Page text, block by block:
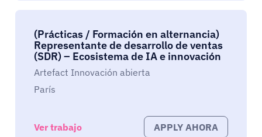
(Prácticas / Formación en alternancia)
Representante de desarrollo de ventas
(SDR) – Ecosistema de IA e innovación
Artefact Innovación abierta
París
Ver trabajo APPLY AHORA